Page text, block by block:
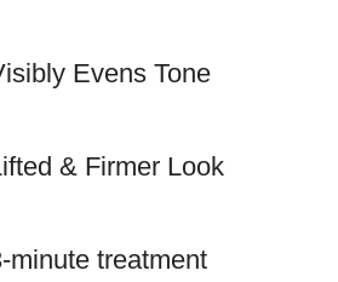
Evens Tone
& Firmer Look
minute treatment